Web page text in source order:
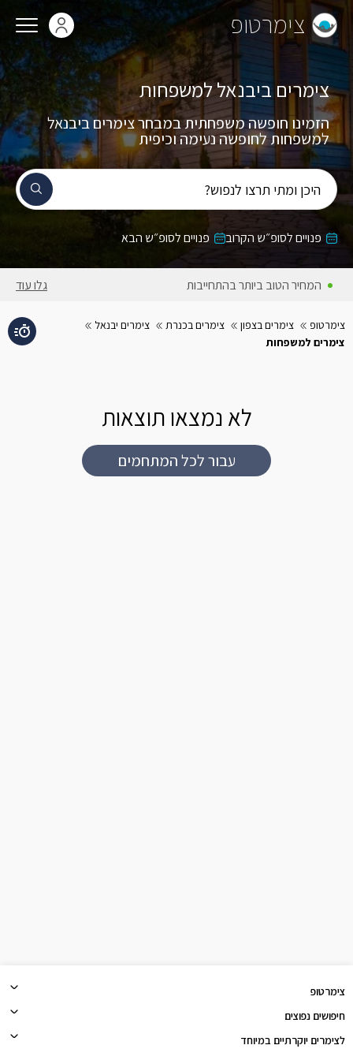
צימרטופ
היכן ומתי תרצו לנפוש?
צימרים ביבנאל למשפחות
הזמינו חופשה משפחתית במבחר צימרים ביבנאל
למשפחות לחופשה נעימה וכיפית
פנויים לסופ״ש הקרוב פנויים לסופ״ש הבא
המחיר הטוב ביותר בהתחייבות גלו עוד
צימרטופ צימרים בצפון צימרים בכנרת
צימרים יבנאל
צימרים למשפחות
לא נמצאו תוצאות
עבור לכל המתחמים
צימרטופ
חיפושים נפוצים
לצימרים יוקרתיים במיוחד